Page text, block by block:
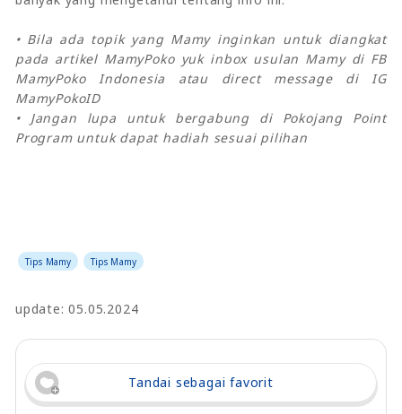
• Bila ada topik yang Mamy inginkan untuk diangkat
pada artikel MamyPoko yuk inbox usulan Mamy di FB
MamyPoko Indonesia atau direct message di IG
MamyPokoID
• Jangan lupa untuk bergabung di Pokojang Point
Program untuk dapat hadiah sesuai pilihan
Tips Mamy Tips Mamy
update: 05.05.2024
Tandai sebagai favorit